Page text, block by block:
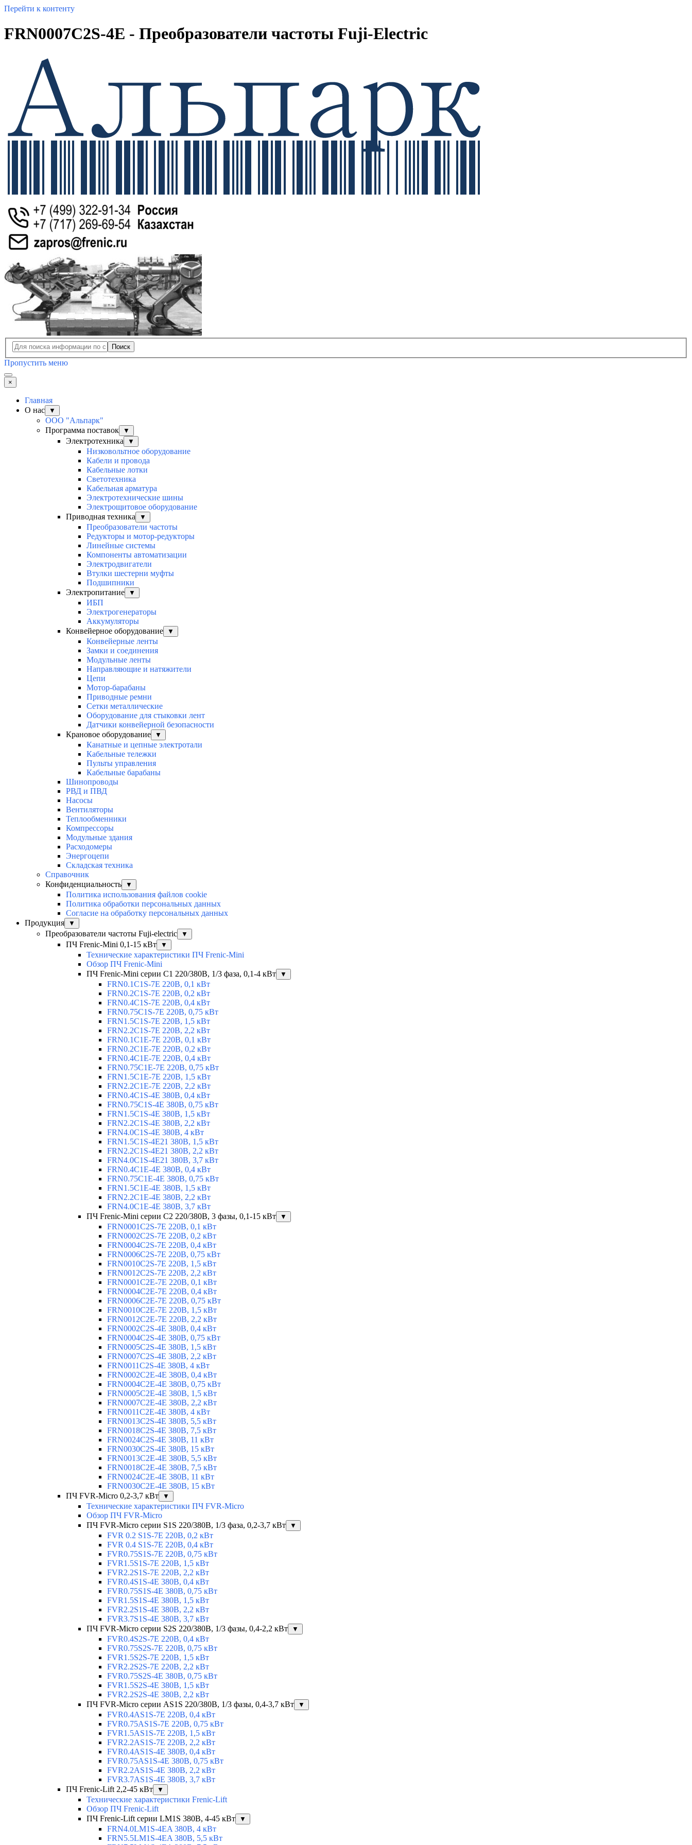
Перейти к контенту
FRN0007C2S-4E - Преобразователи частоты Fuji-Electric
Поиск
Пропустить меню
×
Главная
О нас
▼
ООО "Альпарк"
Программа поставок
▼
Электротехника ▼
Низковольтное оборудование
Кабели и провода
Кабельные лотки
Светотехника
Кабельная арматура
Электротехнические шины
Электрощитовое оборудование
Приводная техника
▼
Преобразователи частоты
Редукторы и мотор-редукторы
Линейные системы
Компоненты автоматизации
Электродвигатели
Втулки шестерни муфты
Подшипники
Электропитание
▼
ИБП
Электрогенераторы
Аккумуляторы
Конвейерное оборудование
▼
Конвейерные ленты
Замки и соединения
Модульные ленты
Направляющие и натяжители
Цепи
Мотор-барабаны
Приводные ремни
Сетки металлические
Оборудование для стыковки лент
Датчики конвейерной безопасности
Крановое оборудование
▼
Канатные и цепные электротали
Кабельные тележки
Пульты управления
Кабельные барабаны
Шинопроводы
РВД и ПВД
Насосы
Вентиляторы
Теплообменники
Компрессоры
Модульные здания
Расходомеры
Энергоцепи
Складская техника
Справочник
Конфиденциальность
▼
Политика использования файлов cookie
Политика обработки персональных данных
Согласие на обработку персональных данных
Продукция
▼
Преобразователи частоты Fuji-electric ▼
ПЧ Frenic-Mini 0,1-15 кВт ▼
Технические характеристики ПЧ Frenic-Mini
Обзор ПЧ Frenic-Mini
ПЧ Frenic-Mini серии C1 220/380В, 1/3 фаза, 0,1-4 кВт
▼
FRN0.1C1S-7E 220В, 0,1 кВт
FRN0.2C1S-7E 220В, 0,2 кВт
FRN0.4C1S-7E 220В, 0,4 кВт
FRN0.75C1S-7E 220В, 0,75 кВт
FRN1.5C1S-7E 220В, 1,5 кВт
FRN2.2C1S-7E 220В, 2,2 кВт
FRN0.1C1E-7E 220В, 0,1 кВт
FRN0.2C1E-7E 220В, 0,2 кВт
FRN0.4C1E-7E 220В, 0,4 кВт
FRN0.75C1E-7E 220В, 0,75 кВт
FRN1.5C1E-7E 220В, 1,5 кВт
FRN2.2C1E-7E 220В, 2,2 кВт
FRN0.4C1S-4E 380В, 0,4 кВт
FRN0.75C1S-4E 380В, 0,75 кВт
FRN1.5C1S-4E 380В, 1,5 кВт
FRN2.2C1S-4E 380В, 2,2 кВт
FRN4.0C1S-4E 380В, 4 кВт
FRN1.5C1S-4E21 380В, 1,5 кВт
FRN2.2C1S-4E21 380В, 2,2 кВт
FRN4.0C1S-4E21 380В, 3,7 кВт
FRN0.4C1E-4E 380В, 0,4 кВт
FRN0.75C1E-4E 380В, 0,75 кВт
FRN1.5C1E-4E 380В, 1,5 кВт
FRN2.2C1E-4E 380В, 2,2 кВт
FRN4.0C1E-4E 380В, 3,7 кВт
ПЧ Frenic-Mini серии С2 220/380В, 3 фазы, 0,1-15 кВт
▼
FRN0001C2S-7E 220В, 0,1 кВт
FRN0002C2S-7E 220В, 0,2 кВт
FRN0004C2S-7E 220В, 0,4 кВт
FRN0006C2S-7E 220В, 0,75 кВт
FRN0010C2S-7E 220В, 1,5 кВт
FRN0012C2S-7E 220В, 2,2 кВт
FRN0001C2E-7E 220В, 0,1 кВт
FRN0004C2E-7E 220В, 0,4 кВт
FRN0006C2E-7E 220В, 0,75 кВт
FRN0010C2E-7E 220В, 1,5 кВт
FRN0012C2E-7E 220В, 2,2 кВт
FRN0002C2S-4E 380В, 0,4 кВт
FRN0004C2S-4E 380В, 0,75 кВт
FRN0005C2S-4E 380В, 1,5 кВт
FRN0007C2S-4E 380В, 2,2 кВт
FRN0011C2S-4E 380В, 4 кВт
FRN0002C2E-4E 380В, 0,4 кВт
FRN0004C2E-4E 380В, 0,75 кВт
FRN0005C2E-4E 380В, 1,5 кВт
FRN0007C2E-4E 380В, 2,2 кВт
FRN0011C2E-4E 380В, 4 кВт
FRN0013C2S-4E 380В, 5,5 кВт
FRN0018C2S-4E 380В, 7,5 кВт
FRN0024C2S-4E 380В, 11 кВт
FRN0030C2S-4E 380В, 15 кВт
FRN0013C2E-4E 380В, 5,5 кВт
FRN0018C2E-4E 380В, 7,5 кВт
FRN0024C2E-4E 380В, 11 кВт
FRN0030C2E-4E 380В, 15 кВт
ПЧ FVR-Micro 0,2-3,7 кВт
▼
Технические характеристики ПЧ FVR-Micro
Обзор ПЧ FVR-Micro
ПЧ FVR-Micro серии S1S 220/380В, 1/3 фаза, 0,2-3,7 кВт
▼
FVR 0.2 S1S-7E 220В, 0,2 кВт
FVR 0.4 S1S-7E 220В, 0,4 кВт
FVR0.75S1S-7E 220В, 0,75 кВт
FVR1.5S1S-7E 220В, 1,5 кВт
FVR2.2S1S-7E 220В, 2,2 кВт
FVR0.4S1S-4E 380В, 0,4 кВт
FVR0.75S1S-4E 380В, 0,75 кВт
FVR1.5S1S-4E 380В, 1,5 кВт
FVR2.2S1S-4E 380В, 2,2 кВт
FVR3.7S1S-4E 380В, 3,7 кВт
ПЧ FVR-Micro серии S2S 220/380В, 1/3 фазы, 0,4-2,2 кВт
▼
FVR0.4S2S-7E 220В, 0,4 кВт
FVR0.75S2S-7E 220В, 0,75 кВт
FVR1.5S2S-7E 220В, 1,5 кВт
FVR2.2S2S-7E 220В, 2,2 кВт
FVR0.75S2S-4E 380В, 0,75 кВт
FVR1.5S2S-4E 380В, 1,5 кВт
FVR2.2S2S-4E 380В, 2,2 кВт
ПЧ FVR-Micro серии AS1S 220/380В, 1/3 фазы, 0,4-3,7 кВт
▼
FVR0.4AS1S-7E 220В, 0,4 кВт
FVR0.75AS1S-7E 220В, 0,75 кВт
FVR1.5AS1S-7E 220В, 1,5 кВт
FVR2.2AS1S-7E 220В, 2,2 кВт
FVR0.4AS1S-4E 380В, 0,4 кВт
FVR0.75AS1S-4E 380В, 0,75 кВт
FVR2.2AS1S-4E 380В, 2,2 кВт
FVR3.7AS1S-4E 380В, 3,7 кВт
ПЧ Frenic-Lift 2,2-45 кВт
▼
Технические характеристики Frenic-Lift
Обзор ПЧ Frenic-Lift
ПЧ Frenic-Lift серии LM1S 380В, 4-45 кВт
▼
FRN4.0LM1S-4EA 380В, 4 кВт
FRN5.5LM1S-4EA 380В, 5,5 кВт